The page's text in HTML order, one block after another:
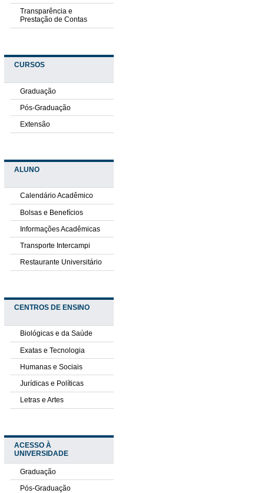
Transparência e
Prestação de Contas
CURSOS
Graduação
Pós-Graduação
Extensão
ALUNO
Calendário Acadêmico
Bolsas e Benefícios
Informações Acadêmicas
Transporte Intercampi
Restaurante Universitário
CENTROS DE ENSINO
Biológicas e da Saúde
Exatas e Tecnologia
Humanas e Sociais
Jurídicas e Políticas
Letras e Artes
ACESSO À
UNIVERSIDADE
Graduação
Pós-Graduação